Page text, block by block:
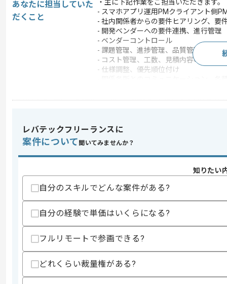
あなたに担当していた
だくこと
・主に下記作業をご担当いただきます。
- スマホアプリ運用PMクライアント側
- 社内関係者からの要件ヒアリング、要
- 開発ベンダーへの要件連携、進行管理
- ベンダーコントロール
- 課題管理、進捗管理、品質管理
- コスト管理、工数、見積内容の確認
- 仕様調整、優先順位付け
スキル
求めるスキル
・スマホアプリ開発または運用案件に
・開発ベンダーのコントロール経験
・コスト、品質、スケジュール管理の経
歓迎スキル
・ライブ配信アプリ、動画配信サービス
・BtoCスマホアプリの運用経験
・複数ベンダーや複数部門を跨いだプ
スキルに不安がある方へ
レバテックフリーランスに
案件について 聞いてみませんか？
知りたい
自分のスキルでどんな案件がある?
自分の経験で単価はいくらになる?
フルリモートで参画できる?
どれくらい裁量権がある?